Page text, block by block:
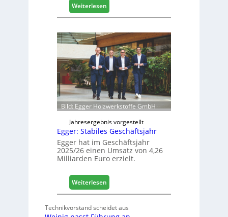
i
i
e
r
t
s
c
h
Weiterlesen:
H
f
e
l
e
e
r
ö
f
f
n
e
t
L
o
s
i
Bild: Egger Holzwerkstoffe GmbH
Jahresergebnis vorgestellt
Egger: Stabiles Geschäftsjahr
Egger hat im Geschäftsjahr
2025/26 einen Umsatz von 4,26
Milliarden Euro erzielt.
Weiterlesen:
E
g
Technikvorstand scheidet aus